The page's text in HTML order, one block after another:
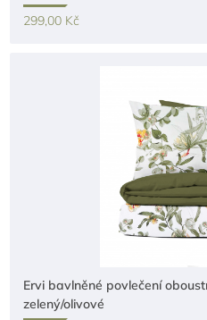
299,00 Kč
Ervi bavlněné povlečení
zelený/olivové